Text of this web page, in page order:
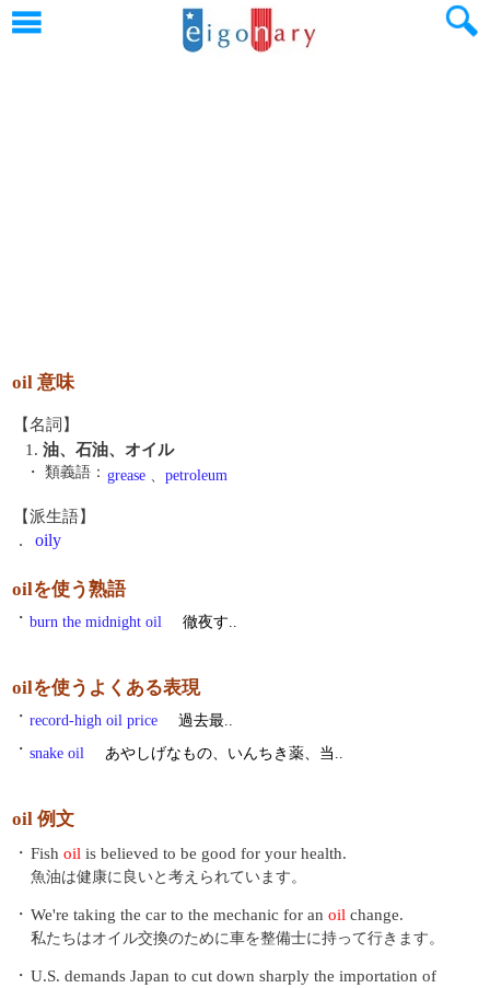
oil 意味
【名詞】
1. 油、石油、オイル
・ 類義語： grease 、 petroleum
【派生語】
. oily
oilを使う熟語
・ burn the midnight oil 徹夜す..
oilを使うよくある表現
・ record-high oil price
過去最..
・ snake oil あやしげなもの、いんちき薬、当..
oil 例文
・ Fish oil is believed to be good for your health.
魚油は健康に良いと考えられています。
・ We're taking the car to the mechanic for an oil change.
私たちはオイル交換のために車を整備士に持って行きます。
・ U.S. demands Japan to cut down sharply the importation of